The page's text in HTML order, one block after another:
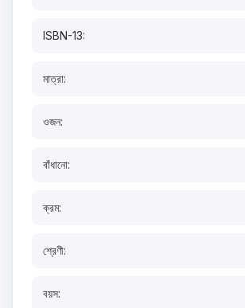
ISBN-13:
মাত্রা:
ওজন:
বাঁধানো:
ক্রম:
শ্রেণী:
বয়স: